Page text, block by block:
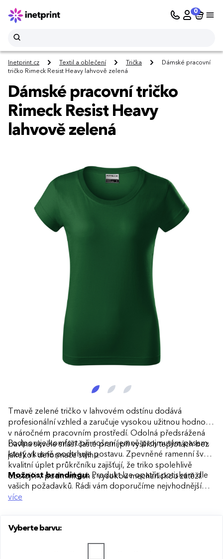
0
Inetprint.cz Textil a oblečení Trička
Dámské pracovní
tričko Rimeck Resist Heavy lahvově zelená
Dámské pracovní tričko
Rimeck Resist Heavy
lahvově zelená
Tmavě zelené tričko v lahvovém odstínu dodává
profesionální vzhled a zaručuje vysokou užitnou hodnotu
v náročném pracovním prostředí. Odolná předsrážená
bavlna skvěle snáší časté praní při vyšších teplotách bez
jakékoli deformace střihu.
Podporuje komfort při nošení jemně projmutým pasem,
který vkusně podtrhuje postavu. Zpevněné ramenní švy a
kvalitní úplet průkrčníku zajišťují, že triko spolehlivě
obstojí i v podmínkách s vysokou mechanickou zátěží.
Možnost brandingu: Produkt lze opatřit potiskem dle
vašich požadavků. Rádi vám doporučíme nejvhodnější
technologii potisku s ohledem na design i váš rozpočet.
více
Vyberte barvu: